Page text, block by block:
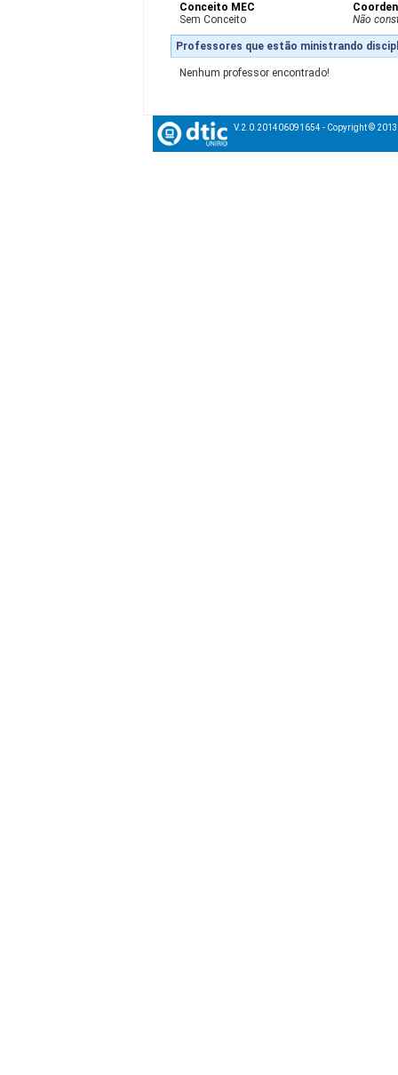
Conceito MEC
Sem Conceito
Não
Professores que estão ministrando
Nenhum professor encontrado!
V.2.0.201406091654 - Copyright ©